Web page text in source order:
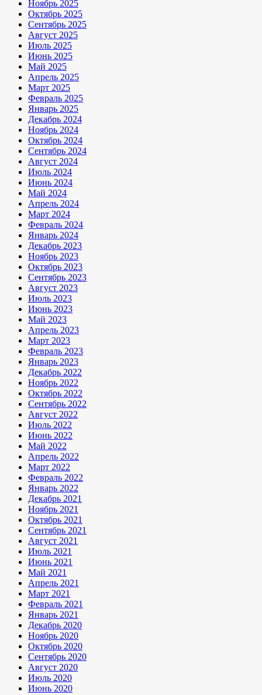
Ноябрь 2025
Октябрь 2025
Сентябрь 2025
Август 2025
Июль 2025
Июнь 2025
Май 2025
Апрель 2025
Март 2025
Февраль 2025
Январь 2025
Декабрь 2024
Ноябрь 2024
Октябрь 2024
Сентябрь 2024
Август 2024
Июль 2024
Июнь 2024
Май 2024
Апрель 2024
Март 2024
Февраль 2024
Январь 2024
Декабрь 2023
Ноябрь 2023
Октябрь 2023
Сентябрь 2023
Август 2023
Июль 2023
Июнь 2023
Май 2023
Апрель 2023
Март 2023
Февраль 2023
Январь 2023
Декабрь 2022
Ноябрь 2022
Октябрь 2022
Сентябрь 2022
Август 2022
Июль 2022
Июнь 2022
Май 2022
Апрель 2022
Март 2022
Февраль 2022
Январь 2022
Декабрь 2021
Ноябрь 2021
Октябрь 2021
Сентябрь 2021
Август 2021
Июль 2021
Июнь 2021
Май 2021
Апрель 2021
Март 2021
Февраль 2021
Январь 2021
Декабрь 2020
Ноябрь 2020
Октябрь 2020
Сентябрь 2020
Август 2020
Июль 2020
Июнь 2020